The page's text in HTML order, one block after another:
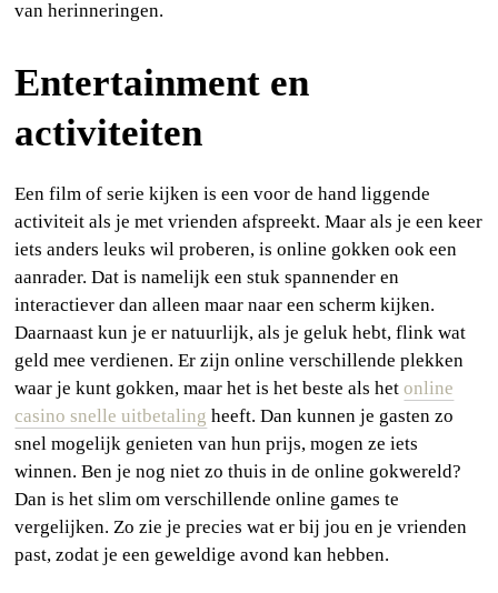
van herinneringen.
Entertainment en
activiteiten
Een film of serie kijken is een voor de hand liggende
activiteit als je met vrienden afspreekt. Maar als je een keer
iets anders leuks wil proberen, is online gokken ook een
aanrader. Dat is namelijk een stuk spannender en
interactiever dan alleen maar naar een scherm kijken.
Daarnaast kun je er natuurlijk, als je geluk hebt, flink wat
geld mee verdienen. Er zijn online verschillende plekken
waar je kunt gokken, maar het is het beste als hetonline
casino snelle uitbetaling heeft. Dan kunnen je gasten zo
snel mogelijk genieten van hun prijs, mogen ze iets
winnen. Ben je nog niet zo thuis in de online gokwereld?
Dan is het slim om verschillende online games te
vergelijken. Zo zie je precies wat er bij jou en je vrienden
past, zodat je een geweldige avond kan hebben.